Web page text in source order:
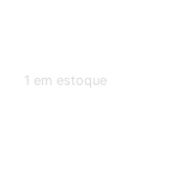
1 em estoque